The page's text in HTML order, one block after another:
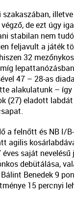
de ezt úgy
stabilan nem
feljavult a játék
32
47 – 28-as
alakulatunk –
(27) eladott
a felnőtt és NB I/
agilis
saját nevelésű
debütálása,
Benedek 9
15 percnyi